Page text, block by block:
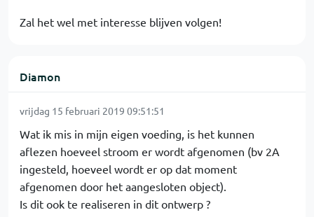
Zal het wel met interesse blijven volgen!
Diamon
vrijdag 15 februari 2019 09:51:51
Wat ik mis in mijn eigen voeding, is het kunnen
aflezen hoeveel stroom er wordt afgenomen (bv 2A
ingesteld, hoeveel wordt er op dat moment
afgenomen door het aangesloten object).
Is dit ook te realiseren in dit ontwerp ?